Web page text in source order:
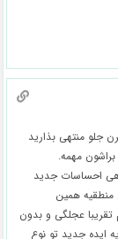
جلو منتهی بذارید
مهمه.
احساسات جدید
منطقیه همین
عجلگی و بدون
ایده جدید تو نوع